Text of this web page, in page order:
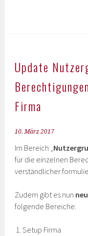
Update
Firma
10. März 2017
Im Bereich „
für die einzelnen
verständlicher
Zudem gibt es nun
folgende Bereiche:
Setup Firma